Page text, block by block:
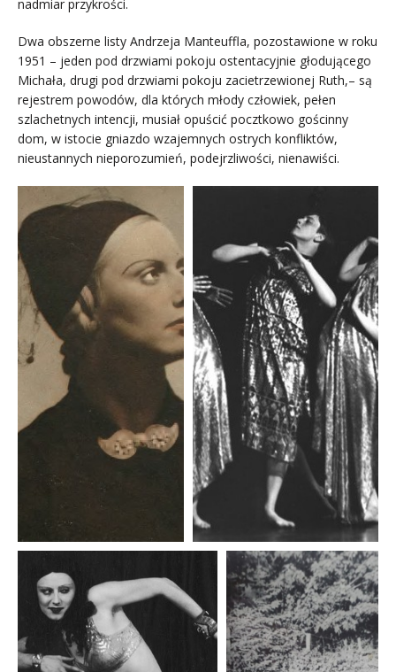
nadmiar przykrości.
Dwa obszerne listy Andrzeja Manteuffla, pozostawione w roku
1951 – jeden pod drzwiami pokoju ostentacyjnie głodującego
Michała, drugi pod drzwiami pokoju zacietrzewionej Ruth,– są
rejestrem powodów, dla których młody człowiek, pełen
szlachetnych intencji, musiał opuścić pocztkowo gościnny
dom, w istocie gniazdo wzajemnych ostrych konfliktów,
nieustannych nieporozumień, podejrzliwości, nienawiści.